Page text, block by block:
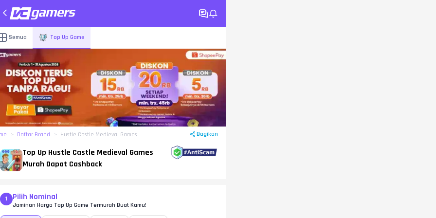
Semua Top Up Game
Daftar Brand Hustle Castle Medieval Games Bagikan
Top Up Hustle Castle Medieval Games
Murah Dapat Cashback
1 Pilih Nominal
Jaminan Harga Top Up Game Termurah Buat Kamu!